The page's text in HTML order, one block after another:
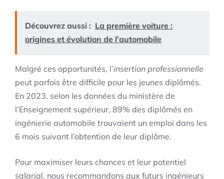
Découvrez aussi : La première voiture :
origines et évolution de l'automobile
Malgré ces opportunités, l’insertion professionnelle
peut parfois être difficile pour les jeunes diplômés.
En 2023, selon les données du ministère de
l’Enseignement supérieur, 89% des diplômés en
ingénierie automobile trouvaient un emploi dans les
6 mois suivant l’obtention de leur diplôme.
Pour maximiser leurs chances et leur potentiel
salarial, nous recommandons aux futurs ingénieurs